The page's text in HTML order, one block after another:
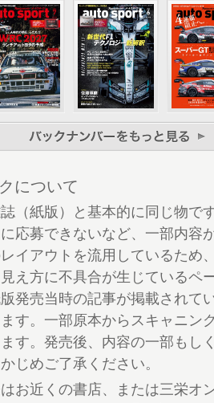
IMSA GTPへ構え充分
JGTC／SUPER GT
で激化する2026年に向け
の極意「命運のファイア
ツ創刊60周年 すべての仲
JAPAN 2024 Photo
Takamoto KATSUTA
Champion Thierry
の帝王”という重圧から
輝──“シャアザク”に勝
について
（紙版）と基本的に同じ物で
応募できないなど、一部内容
イアウトを流用しているため
え方に不具合が生じているペ
発売当時の記事が掲載されて
す。一部原本からスキャニン
す。発売後、内容の一部もし
じめご了承ください。
お近くの書店、または三栄オ